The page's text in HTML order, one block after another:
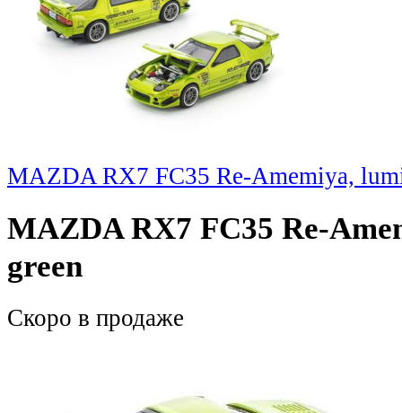
MAZDA RX7 FC35 Re-Amemiya,
MAZDA RX7 FC35 Re-
green
Скоро в продаже